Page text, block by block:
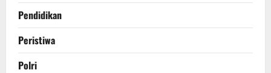
Pendidikan
Peristiwa
Polri